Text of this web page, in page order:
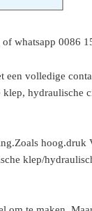
of whatsapp 0086
een volledige
hydraulische
Zoals hoog.druk
klep/